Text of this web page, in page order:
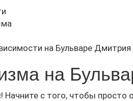
на Бульваре
на
с того, чтобы просто